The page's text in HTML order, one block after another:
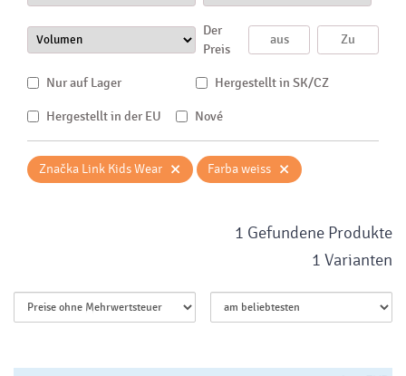
Der
Preis
Nur auf Lager Hergestellt in SK/CZ
Hergestellt in der EU Nové
Značka Link Kids Wear × Farba weiss ×
1 Gefundene Produkte
1 Varianten